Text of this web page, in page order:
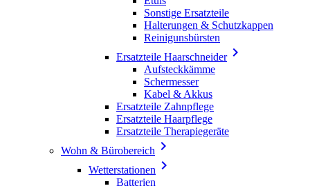
Sonstige Ersatzteile
Halterungen & Schutzkappen
Reinigunsbürsten
Ersatzteile Haarschneider
Aufsteckkämme
Schermesser
Kabel & Akkus
Ersatzteile Zahnpflege
Ersatzteile Haarpflege
Ersatzteile Therapiegeräte
Wohn & Bürobereich 
Wetterstationen 
Batterien